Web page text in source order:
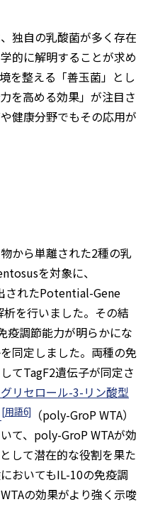
独自の乳酸菌が多く存在
的に解明することが求め
を整える「善玉菌」とし
を高める効果」が注目さ
健康分野でもその応用が
から単離された2種の乳
を対象に、
されたPotential-Gene
を行いました。その結
疫調節能力が明らかにな
同定しました。両種の免
てTagF2遺伝子が同定さ
リセロール-3-リン酸型
[用語6]
（poly-GroP WTA）
て、poly-GroP WTAが効
して潜在的な役割を果た
おいてもIL-10の免疫調
の効果がより強く示唆